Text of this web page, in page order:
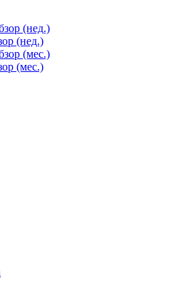
(нед.)
(нед.)
(мес.)
(мес.)